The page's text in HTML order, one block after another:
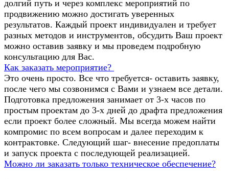
долгий путь и через комплекс мероприятий по
продвижению можно достигать уверенных
результатов. Каждый проект индивидуален и требует
разных методов и инструментов, обсудить Ваш проект
можно оставив заявку и мы проведем подробную
консультацию для Вас.
Как заказать мероприятие?
Это очень просто. Все что требуется- оставить заявку,
после чего мы созвонимся с Вами и узнаем все детали.
Подготовка предложения занимает от 3-х часов по
простым проектам до 3-х дней до драфта предложения
если проект более сложный. Мы всегда можем найти
компромис по всем вопросам и далее переходим к
контрактовке. Следующий шаг- внесение предоплаты
и запуск проекта с последующей реализацией.
Можно ли заказать только техническое обеспечение?